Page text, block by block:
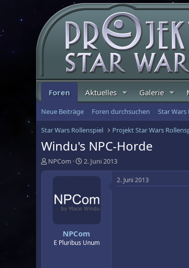
Foren Aktuelles Galerie
Neue Beiträge Foren durchsuchen Star Wars
Star Wars Rollenspiel Projekt Star Wars
Windu's NPC-Horde
E
r
NPCom
E
r
s
e
l
t
a
m
2. Juni 2013
NPCom
E Pluribus Unum
2. Juni 2013